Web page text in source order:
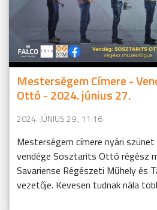
Mesterségem Címere -
Ottó - 2024. június 27.
2024. JÚNIUS 29., 11:16
Mesterségem címere nyári
vendége Sosztarits Ottó régész
Savariense Régészeti Műhely és
vezetője. Kevesen tudnak nála